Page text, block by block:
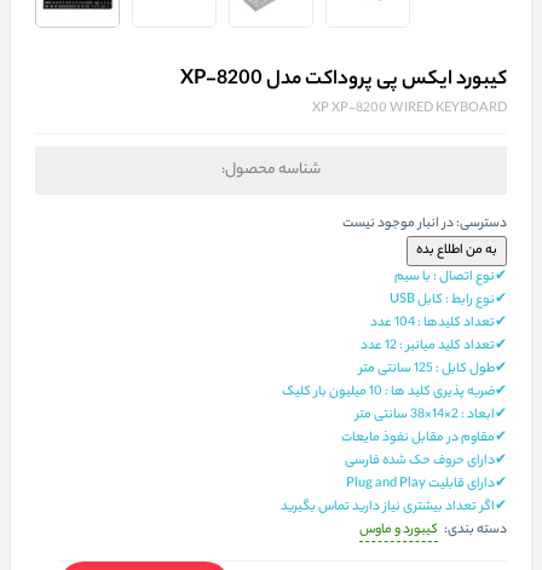
کیبورد ایکس پی پروداکت مدل XP-8200
XP XP-8200 WIRED KEYBOARD
شناسه محصول:
دسترسی:در انبار موجود نیست
✔نوع اتصال : با سیم
✔نوع رابط : کابل USB
✔تعداد کلیدها : 104 عدد
✔تعداد کلید میانبر : 12 عدد
✔طول کابل : 125 سانتی متر
✔ضربه پذیری کلید ها : 10 میلیون بار کلیک
✔ابعاد : 2×14×38 سانتی متر
✔مقاوم در مقابل نفوذ مایعات
✔دارای حروف حک شده فارسی
✔دارای قابلیت Plug and Play
✔اگر تعداد بیشتری نیاز دارید تماس بگیرید
دسته بندی: کیبورد و ماوس